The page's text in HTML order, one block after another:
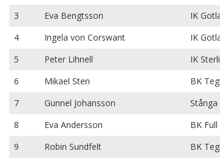
3
Eva Bengtsson IK
4
Ingela von Corswant IK
5
Peter Lihnell IK
6
Mikael Sten BK
7
Gunnel Johansson Stånga
8
Eva Andersson BK
9
Robin Sundfelt BK